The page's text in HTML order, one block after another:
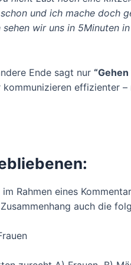
und ich mache doch
sehen wir uns in 5Minuten
Ende sagt nur
kommunizieren effizienter –
Rahmen eines
auch die